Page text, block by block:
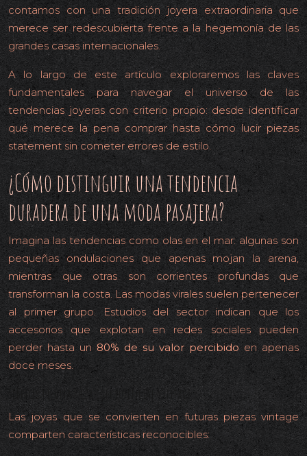
contamos con una tradición joyera extraordinaria que
merece ser redescubierta frente a la hegemonía de las
grandes casas internacionales.
A lo largo de este artículo exploraremos las claves
fundamentales para navegar el universo de las
tendencias joyeras con criterio propio: desde identificar
qué merece la pena comprar hasta cómo lucir piezas
statement sin cometer errores de estilo.
¿Cómo distinguir una tendencia
duradera de una moda pasajera?
Imagina las tendencias como olas en el mar: algunas son
pequeñas ondulaciones que apenas mojan la arena,
mientras que otras son corrientes profundas que
transforman la costa. Las modas virales suelen pertenecer
al primer grupo. Estudios del sector indican que los
accesorios que explotan en redes sociales pueden
perder hasta un 80% de su valor percibido en apenas
doce meses.
Señales de una pieza con potencial vintage
Las joyas que se convierten en futuras piezas vintage
comparten características reconocibles: